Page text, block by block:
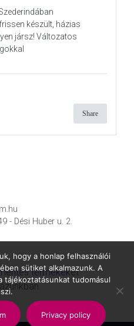
készült, házias
jársz! Változatos
Share
- Dési Huber u. 2.
termékeket
hogy a honlap felhasználói
sütiket alkalmazunk. A
tájékoztatásunkat tudomásul
Privacy policy